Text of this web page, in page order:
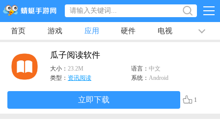
首页 游戏 应用 硬件 电视 排行榜
瓜子阅读软件
大小： 23.2M 语言： 中文
类型： 资讯阅读 系统： Android
立即下载 1